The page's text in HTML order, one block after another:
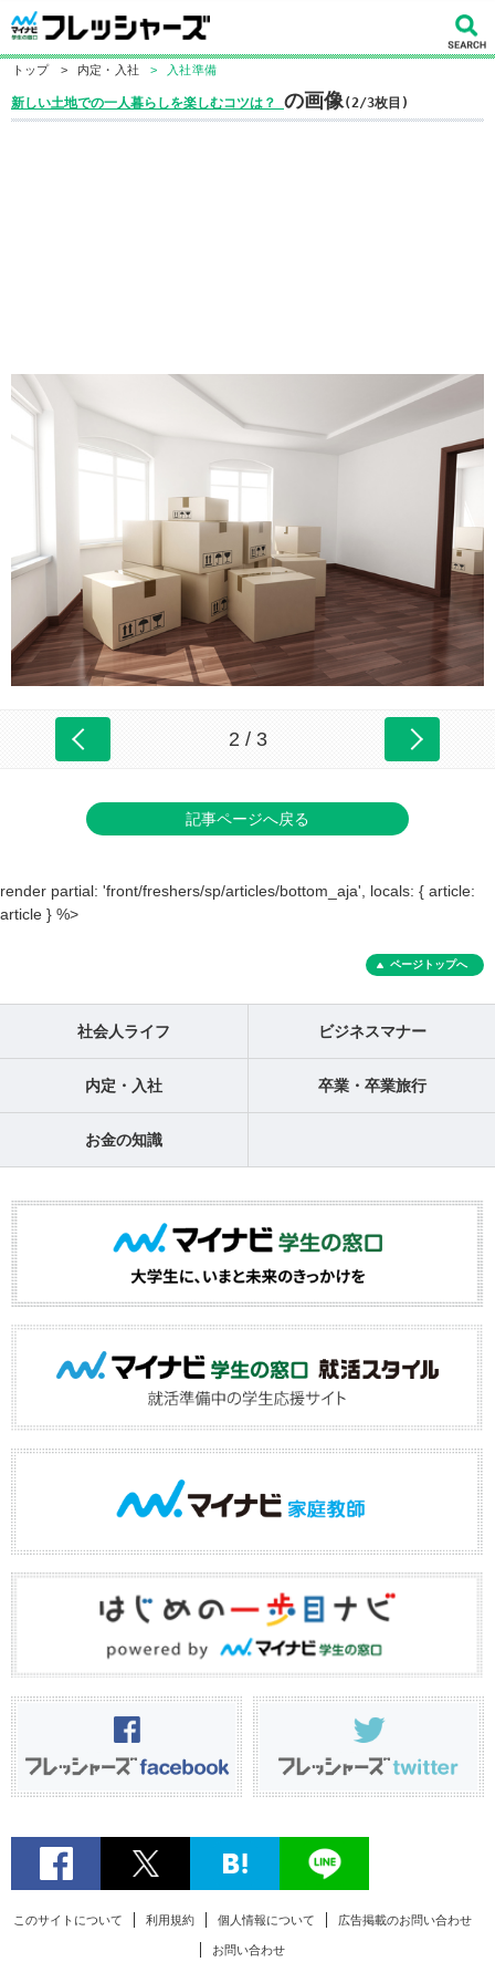
トップ > 内定・入社 > 入社準備
新しい土地での一人暮らしを楽しむコツは？ の画像(2/3枚目)
2 / 3
記事ページへ戻る
render partial: 'front/freshers/sp/articles/bottom_aja', locals: { article:
article } %>
ページトップへ
社会人ライフ ビジネスマナー
内定・入社 卒業・卒業旅行
お金の知識
このサイトについて 利用規約 個人情報について 広告掲載のお問い合わせ
お問い合わせ